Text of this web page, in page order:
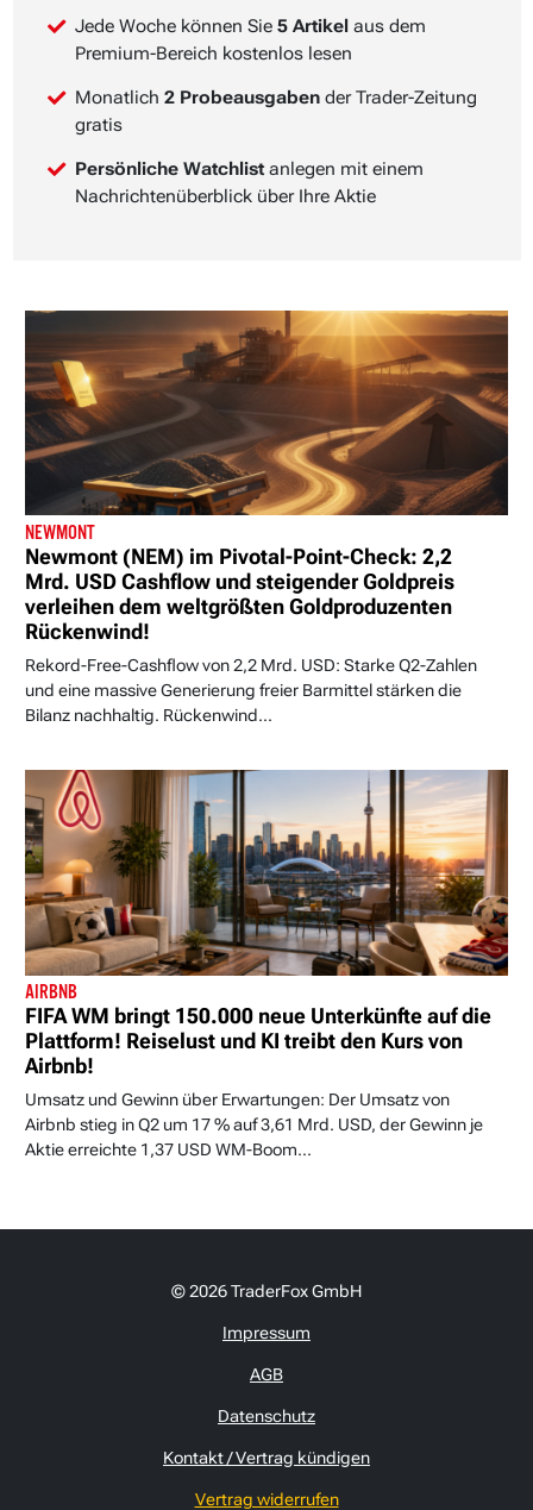
Jede Woche können Sie 5 Artikel aus dem
Premium-Bereich kostenlos lesen
Monatlich 2 Probeausgaben der Trader-Zeitung
gratis
Persönliche Watchlist anlegen mit einem
Nachrichtenüberblick über Ihre Aktie
NEWMONT
Newmont (NEM) im Pivotal-Point-Check: 2,2
Mrd. USD Cashflow und steigender Goldpreis
verleihen dem weltgrößten Goldproduzenten
Rückenwind!
Rekord-Free-Cashflow von 2,2 Mrd. USD: Starke Q2-Zahlen
und eine massive Generierung freier Barmittel stärken die
Bilanz nachhaltig. Rückenwind...
AIRBNB
FIFA WM bringt 150.000 neue Unterkünfte auf die
Plattform! Reiselust und KI treibt den Kurs von
Airbnb!
Umsatz und Gewinn über Erwartungen: Der Umsatz von
Airbnb stieg in Q2 um 17 % auf 3,61 Mrd. USD, der Gewinn je
Aktie erreichte 1,37 USD WM-Boom...
© 2026 TraderFox GmbH
Impressum
AGB
Datenschutz
Kontakt / Vertrag kündigen
Vertrag widerrufen